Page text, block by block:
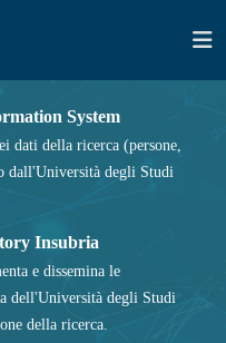
System
dati della ricerca (persone,
dall'Università degli Studi
Insubria
e dissemina le
dell'Università degli Studi
della ricerca.